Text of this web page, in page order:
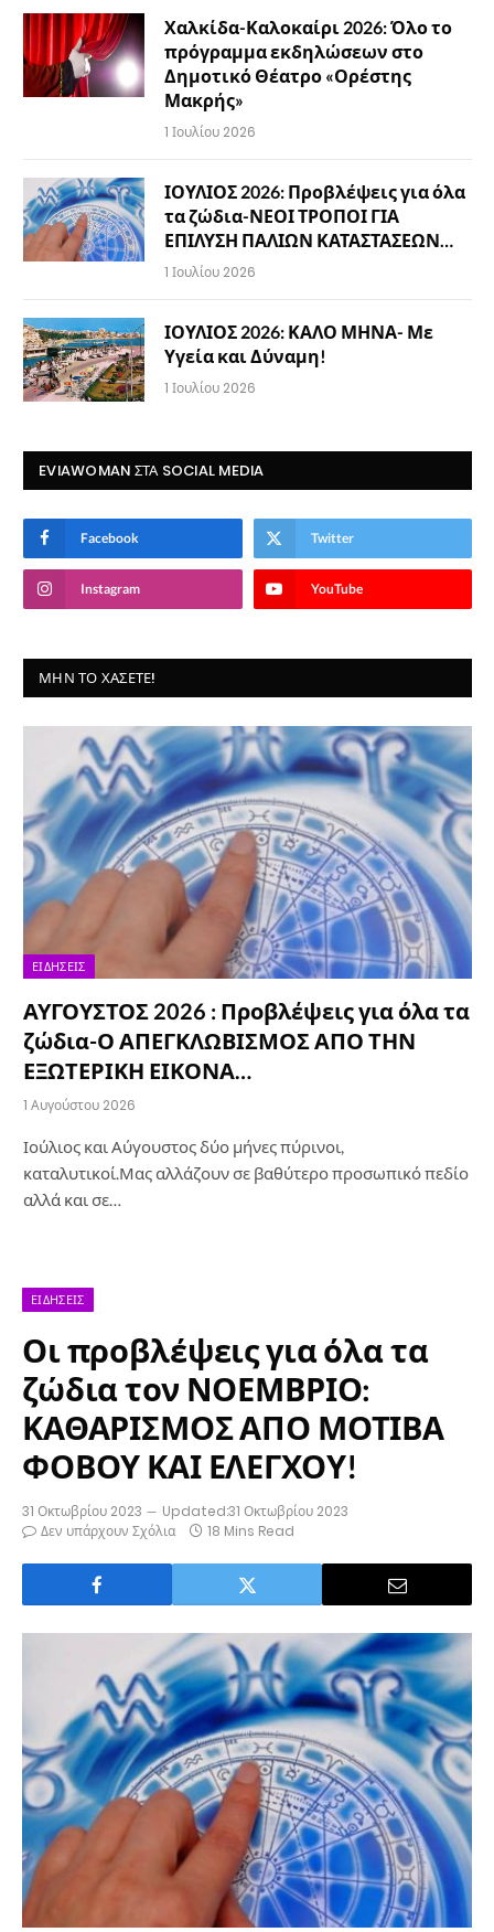
Χαλκίδα-Καλοκαίρι 2026: Όλο το
πρόγραμμα εκδηλώσεων στο
Δημοτικό Θέατρο «Ορέστης
Μακρής»
1 Ιουλίου 2026
ΙΟΥΛΙΟΣ 2026: Προβλέψεις για όλα
τα ζώδια-ΝΕΟΙ ΤΡΟΠΟΙ ΓΙΑ
ΕΠΙΛΥΣΗ ΠΑΛΙΩΝ ΚΑΤΑΣΤΑΣΕΩΝ…
1 Ιουλίου 2026
ΙΟΥΛΙΟΣ 2026: ΚΑΛΟ ΜΗΝΑ- Με
Υγεία και Δύναμη!
1 Ιουλίου 2026
EVIAWOMAN ΣΤΑ SOCIAL MEDIA
Facebook Twitter
Instagram YouTube
ΜΗΝ ΤΟ ΧΆΣΕΤΕ!
ΕΙΔΉΣΕΙΣ
ΑΥΓΟΥΣΤΟΣ 2026 : Προβλέψεις για όλα τα
ζώδια-Ο ΑΠΕΓΚΛΩΒΙΣΜΟΣ ΑΠΟ ΤΗΝ
ΕΞΩΤΕΡΙΚΗ ΕΙΚΟΝΑ…
1 Αυγούστου 2026
Ιούλιος και Αύγουστος δύο μήνες πύρινοι,
καταλυτικοί.Μας αλλάζουν σε βαθύτερο προσωπικό πεδίο
αλλά και σε…
ΕΙΔΉΣΕΙΣ
Οι προβλέψεις για όλα τα
ζώδια τον ΝΟΕΜΒΡΙΟ:
ΚΑΘΑΡΙΣΜΟΣ ΑΠΟ ΜΟΤΙΒΑ
ΦΟΒΟΥ ΚΑΙ ΕΛΕΓΧΟΥ!
31 Οκτωβρίου 2023 Updated:31 Οκτωβρίου 2023
Δεν υπάρχουν Σχόλια
18 Mins Read